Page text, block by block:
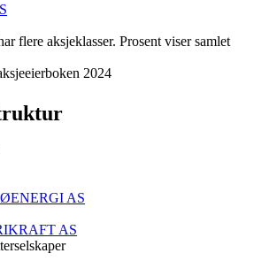
flere aksjeklasser. Prosent viser samlet
2024
AS
AS
er